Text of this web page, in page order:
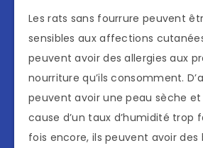
Les rats sans fourrure peuvent
sensibles aux affections
peuvent avoir des allergies aux
nourriture qu’ils consomment.
peuvent avoir une peau sèche
cause d’un taux d’humidité trop
fois encore, ils peuvent avoir des